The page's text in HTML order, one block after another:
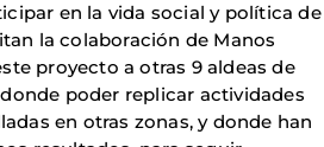
en la vida social y política de
la colaboración de Manos
proyecto a otras 9 aldeas de
poder replicar actividades
en otras zonas, y donde han